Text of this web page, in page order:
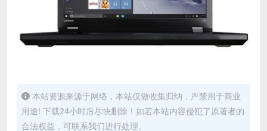
本站资源来源于网络，本站仅做收集归纳，严禁用于商业
用途! 下载24小时后尽快删除！如若本站内容侵犯了原著者的
合法权益，可联系我们进行处理。